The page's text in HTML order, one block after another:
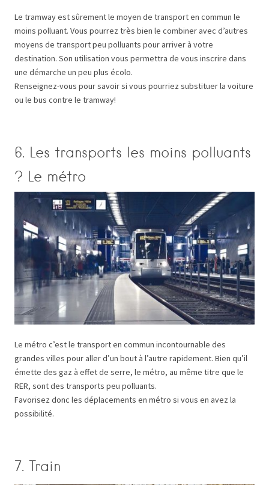
Le tramway est sûrement le moyen de transport en commun le
moins polluant. Vous pourrez très bien le combiner avec d’autres
moyens de transport peu polluants pour arriver à votre
destination. Son utilisation vous permettra de vous inscrire dans
une démarche un peu plus écolo.
Renseignez-vous pour savoir si vous pourriez substituer la voiture
ou le bus contre le tramway!
6. Les transports les moins polluants
? Le métro
Le métro c’est le transport en commun incontournable des
grandes villes pour aller d’un bout à l’autre rapidement. Bien qu’il
émette des gaz à effet de serre, le métro, au même titre que le
RER, sont des transports peu polluants.
Favorisez donc les déplacements en métro si vous en avez la
possibilité.
7. Train